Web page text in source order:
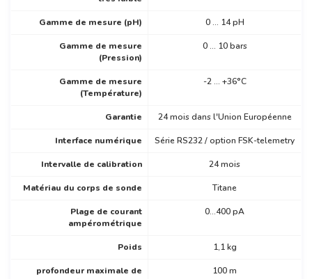
Gamme de mesure (pH) 0 ... 14 pH
Gamme de mesure
(Pression)
0 ... 10 bars
Gamme de mesure
(Température)
-2 ... +36°C
Garantie 24 mois dans l'Union Européenne
Interface numérique Série RS232 / option FSK-telemetry
Intervalle de calibration 24 mois
Matériau du corps de sonde Titane
Plage de courant
ampérométrique
0...400 pA
Poids 1,1 kg
profondeur maximale de
100 m